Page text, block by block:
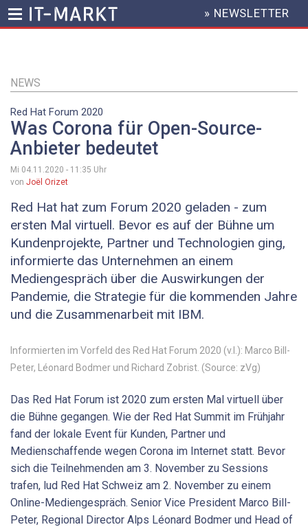
Inhalt
HEADER
MENU
» NEWSLETTER
NEWS
Red Hat Forum 2020
Was Corona für Open-Source-
Anbieter bedeutet
Mi 04.11.2020 - 11:35 Uhr
von Joël Orizet
Red Hat hat zum Forum 2020 geladen - zum
ersten Mal virtuell. Bevor es auf der Bühne um
Kundenprojekte, Partner und Technologien ging,
informierte das Unternehmen an einem
Mediengespräch über die Auswirkungen der
Pandemie, die Strategie für die kommenden Jahre
und die Zusammenarbeit mit IBM.
Informierten im Vorfeld des Red Hat Forum 2020 (v.l.): Marco Bill-
Peter, Léonard Bodmer und Richard Zobrist. (Source: zVg)
Das Red Hat Forum ist 2020 zum ersten Mal virtuell über
die Bühne gegangen. Wie der Red Hat Summit im Frühjahr
fand der lokale Event für Kunden, Partner und
Medienschaffende wegen Corona im Internet statt. Bevor
sich die Teilnehmenden am 3. November zu Sessions
trafen, lud Red Hat Schweiz am 2. November zu einem
Online-Mediengespräch. Senior Vice President Marco Bill-
Peter, Regional Director Alps Léonard Bodmer und Head of